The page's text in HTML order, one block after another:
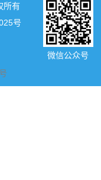
所有
号
微信公众号